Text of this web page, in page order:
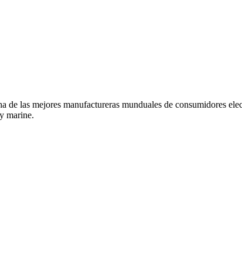
las mejores manufactureras munduales de consumidores
marine.